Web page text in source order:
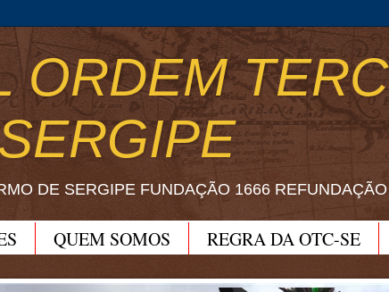
ORDEM
DE SERGIPE FUNDAÇÃO 1666
QUEM SOMOS REGRA DA OTC-SE